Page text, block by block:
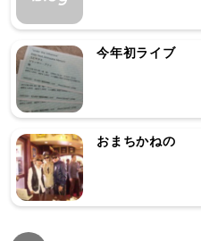
今年初ライブ
おまちかねの